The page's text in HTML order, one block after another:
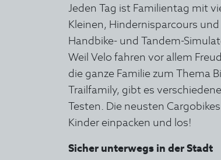
Jeden Tag ist Familientag mit
Kleinen, Hindernisparcours
Handbike- und Tandem-
Weil Velo fahren vor allem
die ganze Familie zum Thema
Trailfamily, gibt es
Testen. Die neusten
Kinder einpacken und los!
Sicher unterwegs in der Stadt